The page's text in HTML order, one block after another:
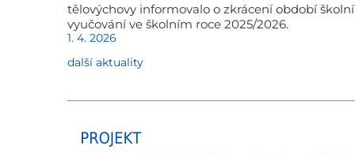
tělovýchovy informovalo o zkrácení období
vyučování ve školním roce 2025/2026.
1. 4. 2026
další aktuality